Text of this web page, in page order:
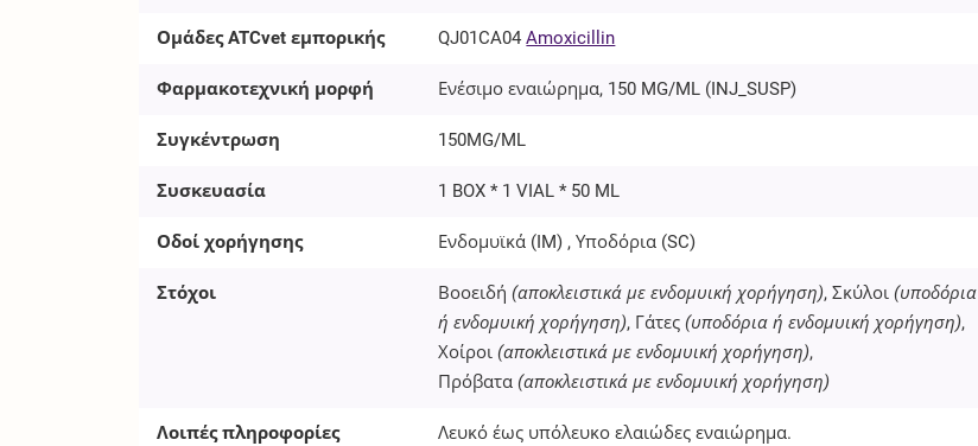
Ομάδες ATCvet εμπορικής QJ01CA04 Amoxicillin
Φαρμακοτεχνική μορφή Ενέσιμο εναιώρημα, 150 MG/ML (INJ_SUSP)
Συγκέντρωση 150MG/ML
Συσκευασία 1 BOX * 1 VIAL * 50 ML
Οδοί χορήγησης Ενδομυϊκά (IM) , Υποδόρια (SC)
Στόχοι Βοοειδή (αποκλειστικά με ενδομυική χορήγηση), Σκύλοι (υποδόρια
ή ενδομυική χορήγηση), Γάτες (υποδόρια ή ενδομυική χορήγηση),
Χοίροι (αποκλειστικά με ενδομυική χορήγηση),
Πρόβατα (αποκλειστικά με ενδομυική χορήγηση)
Λοιπές πληροφορίες Λευκό έως υπόλευκο ελαιώδες εναιώρημα.